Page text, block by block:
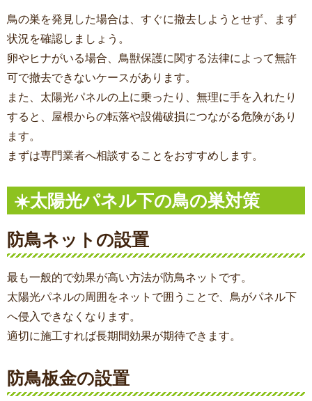
鳥の巣を発見した場合は、すぐに撤去しようとせず、まず
状況を確認しましょう。
卵やヒナがいる場合、鳥獣保護に関する法律によって無許
可で撤去できないケースがあります。
また、太陽光パネルの上に乗ったり、無理に手を入れたり
すると、屋根からの転落や設備破損につながる危険があり
ます。
まずは専門業者へ相談することをおすすめします。
☀️太陽光パネル下の鳥の巣対策
防鳥ネットの設置
最も一般的で効果が高い方法が防鳥ネットです。
太陽光パネルの周囲をネットで囲うことで、鳥がパネル下
へ侵入できなくなります。
適切に施工すれば長期間効果が期待できます。
防鳥板金の設置